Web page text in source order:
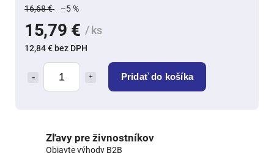
16,68 € –5 %
15,79 € / ks
12,84 € bez DPH
Pridať do košíka
Zľavy pre živnostníkov
Objavte výhody B2B